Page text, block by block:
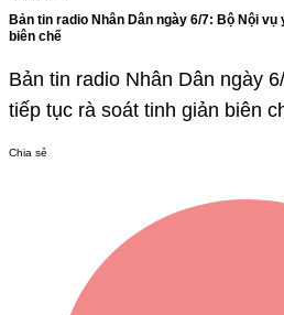
Bản tin radio Nhân Dân ngày 6/7: Bộ Nội
biên chế
Bản tin radio Nhân Dân ngày
tiếp tục rà soát tinh giản biên
Chia sẻ